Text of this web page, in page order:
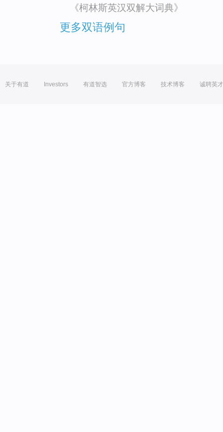
《柯林斯英汉双解大词典》
更多双语例句
关于有道 Investors 有道智选 官方博客 技术博客 诚聘英才